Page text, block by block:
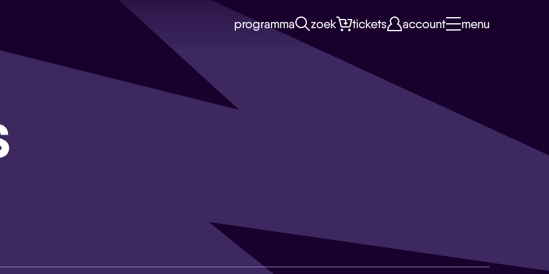
programma zoek tickets account menu